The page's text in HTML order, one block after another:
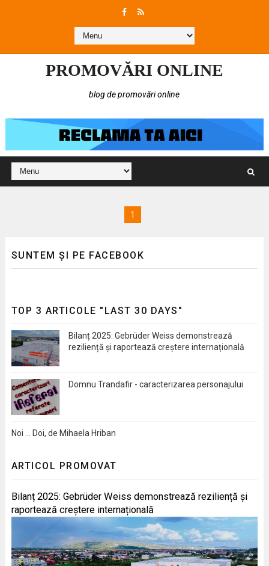
PROMOVĂRI ONLINE
blog de promovări online
1
SUNTEM ȘI PE FACEBOOK
TOP 3 ARTICOLE "LAST 30 DAYS"
Bilanț 2025: Gebrüder Weiss demonstrează
reziliență și raportează creștere internațională
Domnu Trandafir - caracterizarea personajului
Noi … Doi, de Mihaela Hriban
ARTICOL PROMOVAT
Bilanț 2025: Gebrüder Weiss demonstrează reziliență și
raportează creștere internațională